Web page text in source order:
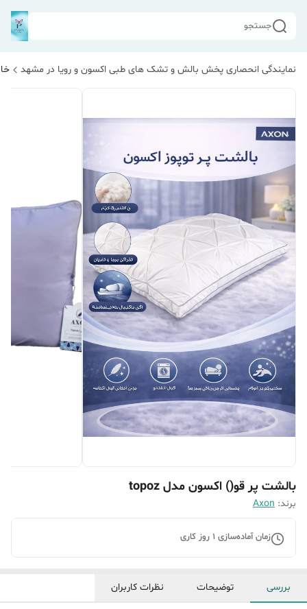
جستجو
نمایندگی انحصاری پخش بالش و تشک های طبی اکسون و رویا در مشهد
بالشت پر قو() اکسون مدل topoz
برند: Axon
زمان آماده‌سازی 1 روز کاری
بررسی توضیحات نظرات کاربران